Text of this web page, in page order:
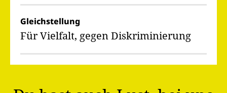
Gleichstellung
Für Vielfalt, gegen Diskriminierung